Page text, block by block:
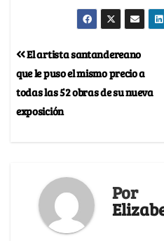
El artista santandereano
que le puso el mismo precio a
todas las 52 obras de su nueva
exposición
Por